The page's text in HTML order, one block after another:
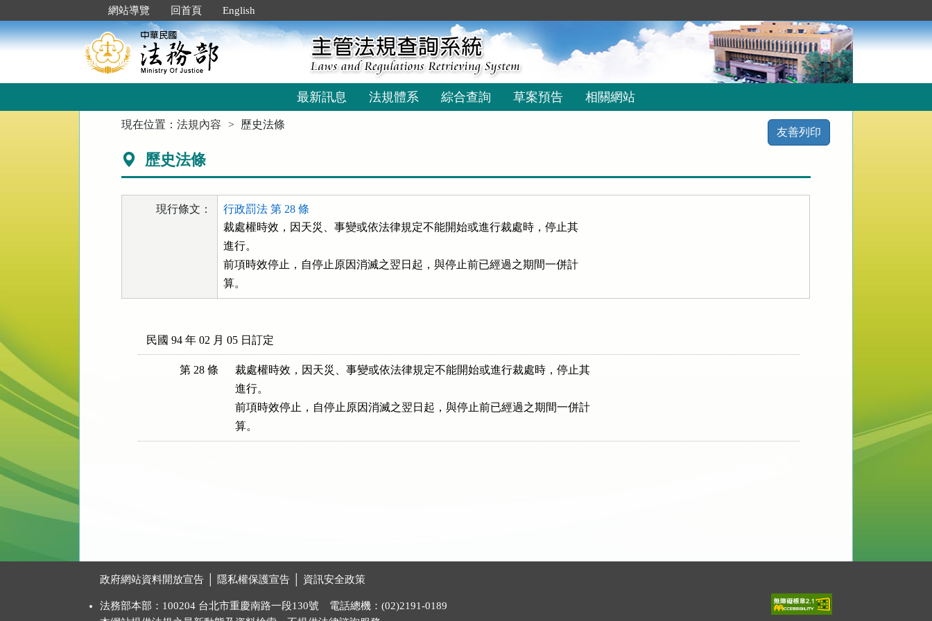
到
主
要
網站導覽 回首頁 English
最新訊息 法規體系 綜合查詢 草案預告 相關網站
現在位置：法規內容 歷史法條
友善列印
歷史法條
現行條文：
行政罰法 第 28 條
裁處權時效，因天災、事變或依法律規定不能開始或進行裁處時，停止其
進行。
前項時效停止，自停止原因消滅之翌日起，與停止前已經過之期間一併計
算。
民國 94 年 02 月 05 日訂定
第 28 條
裁處權時效，因天災、事變或依法律規定不能開始或進行裁處時，停止其
進行。
前項時效停止，自停止原因消滅之翌日起，與停止前已經過之期間一併計
算。
政府網站資料開放宣告 隱私權保護宣告 資訊安全政策
法務部本部：100204 台北市重慶南路一段130號 電話總機：(02)2191-0189